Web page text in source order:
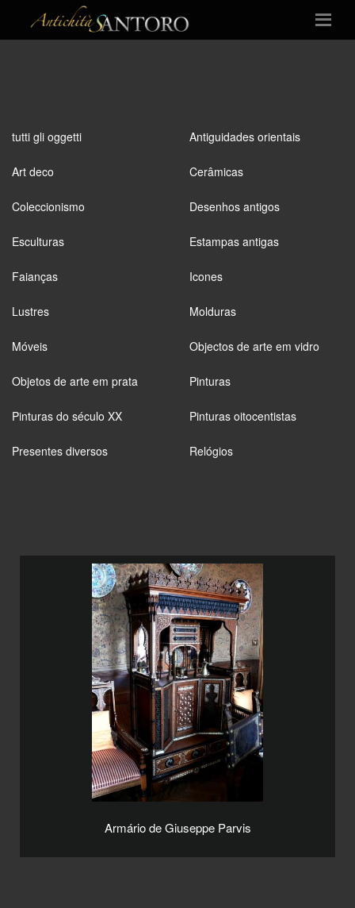
tutti gli oggetti Antiguidades orientais
Art deco Cerâmicas
Coleccionismo Desenhos antigos
Esculturas Estampas antigas
Faianças Icones
Lustres Molduras
Móveis Objectos de arte em vidro
Objetos de arte em prata Pinturas
Pinturas do século XX Pinturas oitocentistas
Presentes diversos Relógios
Armário de Giuseppe Parvis